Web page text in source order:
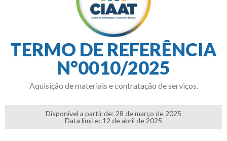
TERMO DE REFERÊNCIA
N°0010/2025
Aquisição de materiais e contratação de serviços.
Disponível a partir de: 28 de março de 2025
Data limite: 12 de abril de 2025